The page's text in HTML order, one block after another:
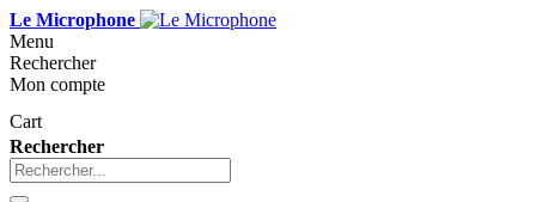
Le Microphone
Menu
Rechercher
Mon compte
Cart
Rechercher